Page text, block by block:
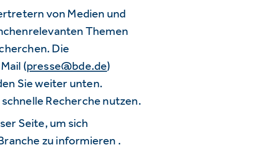
von Medien und
Themen
Die
(presse@bde.de)
Sie weiter unten.
Recherche nutzen.
Seite, um sich
zu informieren .